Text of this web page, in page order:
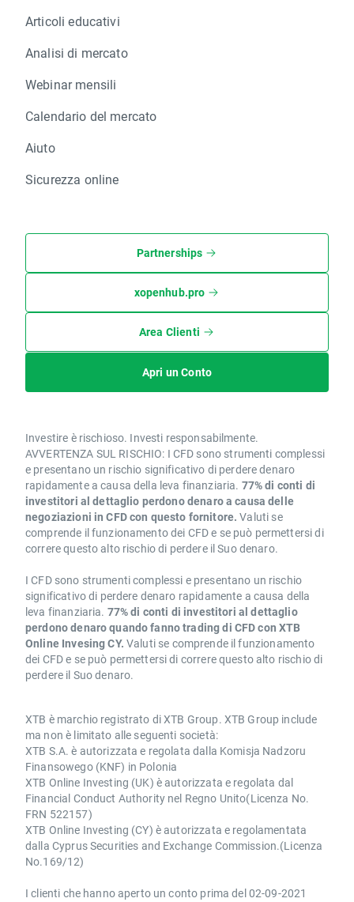
Articoli educativi
Analisi di mercato
Webinar mensili
Calendario del mercato
Aiuto
Sicurezza online
Partnerships
xopenhub.pro
Area Clienti
Apri un Conto
Investire è rischioso. Investi responsabilmente.
AVVERTENZA SUL RISCHIO: I CFD sono strumenti complessi
e presentano un rischio significativo di perdere denaro
rapidamente a causa della leva finanziaria. 77% di conti di
investitori al dettaglio perdono denaro a causa delle
negoziazioni in CFD con questo fornitore. Valuti se
comprende il funzionamento dei CFD e se può permettersi di
correre questo alto rischio di perdere il Suo denaro.
I CFD sono strumenti complessi e presentano un rischio
significativo di perdere denaro rapidamente a causa della
leva finanziaria. 77% di conti di investitori al dettaglio
perdono denaro quando fanno trading di CFD con XTB
Online Invesing CY. Valuti se comprende il funzionamento
dei CFD e se può permettersi di correre questo alto rischio di
perdere il Suo denaro.
XTB è marchio registrato di XTB Group. XTB Group include
ma non è limitato alle seguenti società:
XTB S.A. è autorizzata e regolata dalla Komisja Nadzoru
Finansowego (KNF) in Polonia
XTB Online Investing (UK) è autorizzata e regolata dal
Financial Conduct Authority nel Regno Unito(Licenza No.
FRN 522157)
XTB Online Investing (CY) è autorizzata e regolamentata
dalla Cyprus Securities and Exchange Commission.(Licenza
No.169/12)
I clienti che hanno aperto un conto prima del 02-09-2021